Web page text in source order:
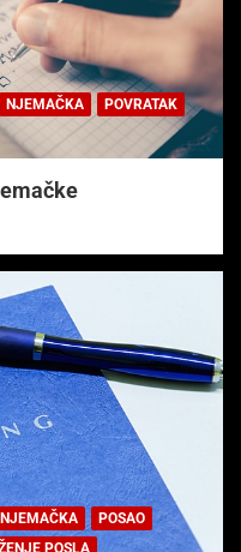
NJEMAČKA
POVRATAK
NJEMAČKA
POSAO
POSLA